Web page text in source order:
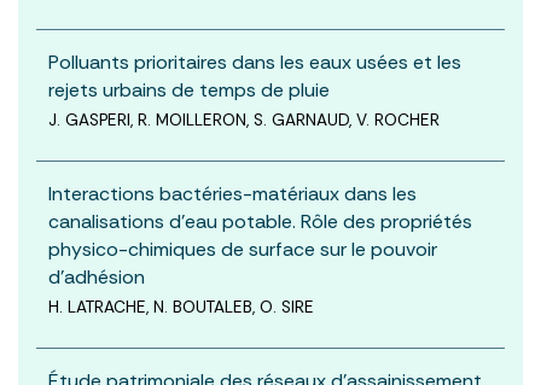
Polluants prioritaires dans les eaux usées et les
rejets urbains de temps de pluie
J. GASPERI, R. MOILLERON, S. GARNAUD, V. ROCHER
Interactions bactéries-matériaux dans les
canalisations d’eau potable. Rôle des propriétés
physico-chimiques de surface sur le pouvoir
d’adhésion
H. LATRACHE, N. BOUTALEB, O. SIRE